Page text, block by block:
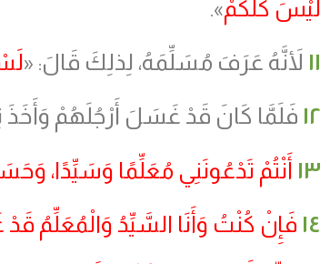
لَيْسَ كُلُّكُمْ».
١١ لأَنَّهُ عَرَفَ مُسَلِّمَهُ، لِذلِكَ قَالَ: «
١٢ فَلَمَّا كَانَ قَدْ غَسَلَ أَرْجُلَهُمْ وَأَخَذَ
١٣ أَنْتُمْ تَدْعُونَنِي مُعَلِّمًا وَسَيِّدًا،
١٤ فَإِنْ كُنْتُ وَأَنَا السَّيِّدُ وَالْمُعَلِّمُ